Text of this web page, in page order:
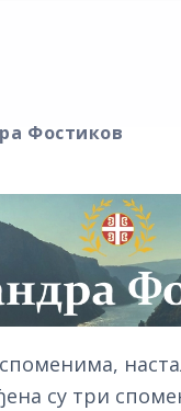
Фостиков
су три